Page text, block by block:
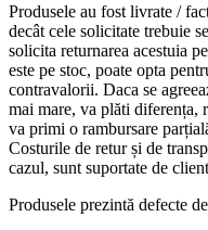
Produsele au fost livrate /
decât cele solicitate trebuie
solicita returnarea acestuia
este pe stoc, poate opta
contravalorii. Daca se
mai mare, va plăti diferența,
va primi o rambursare
Costurile de retur și de
cazul, sunt suportate de
Produsele prezintă defecte